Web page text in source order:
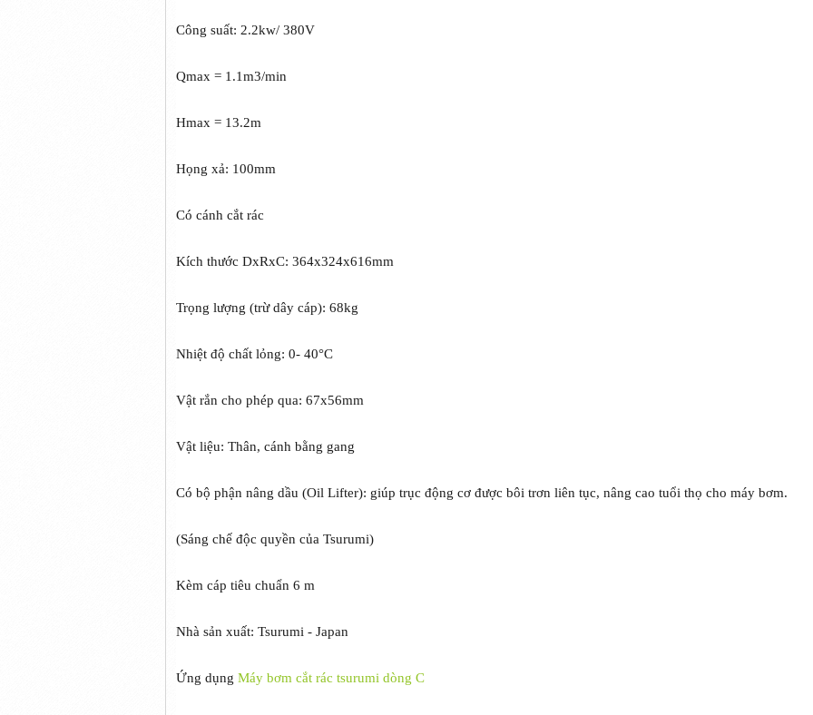
Công suất: 2.2kw/ 380V
Qmax = 1.1m3/min
Hmax = 13.2m
Họng xả: 100mm
Có cánh cắt rác
Kích thước DxRxC: 364x324x616mm
Trọng lượng (trừ dây cáp): 68kg
Nhiệt độ chất lỏng: 0- 40°C
Vật rắn cho phép qua: 67x56mm
Vật liệu: Thân, cánh bằng gang
Có bộ phận nâng dầu (Oil Lifter): giúp trục động cơ được bôi trơn liên tục, nâng cao tuổi thọ cho máy bơm.
(Sáng chế độc quyền của Tsurumi)
Kèm cáp tiêu chuẩn 6 m
Nhà sản xuất: Tsurumi - Japan
Ứng dụng Máy bơm cắt rác tsurumi dòng C